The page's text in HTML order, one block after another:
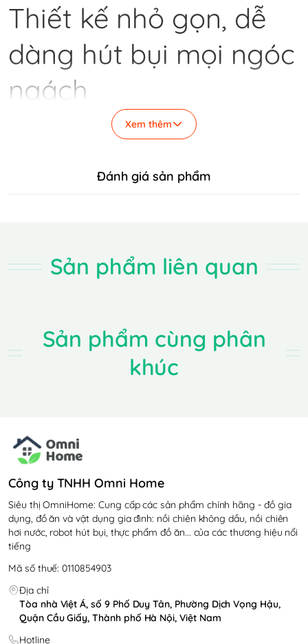
Thiết kế nhỏ gọn, dễ
dàng hút bụi mọi ngóc
ngách
Ecovacs Deebot DE53 sở hữu thiết kế nhỏ gọn với
kích cỡ chiều cao chỉ 93mm cùng đường kính
DE53 có thể dễ dàng chui vào từng ngóc ngách,
Làm sạch sâu, đánh
bay mọi vết bẩn cứng
đầu
Ecovacs Deebot DE53 có khả năng vừa hút bụi và
lau nhà cùng lúc giúp mặt sàn luôn sáng bóng. Đặc
Xem thêm
Đánh giá sản phẩm
Sản phẩm liên quan
Sản phẩm cùng phân
khúc
Công ty TNHH Omni Home
Siêu thị OmniHome: Cung cấp các sản phẩm chính hãng - đồ gia
dụng, đồ ăn và vật dụng gia đình: nồi chiên không dầu, nồi chiên
hơi nước, robot hút bụi, thực phẩm đồ ăn... của các thương hiệu nổi
tiếng
Mã số thuế: 0110854903
Địa chỉ
Tòa nhà Việt Á, số 9 Phố Duy Tân, Phường Dịch Vọng Hậu,
Quận Cầu Giấy, Thành phố Hà Nội, Việt Nam
Hotline